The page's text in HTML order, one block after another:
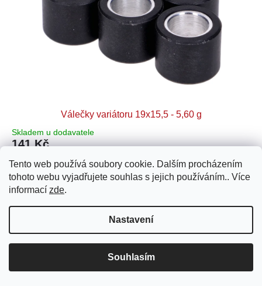
Tento web používá soubory cookie. Dalším procházením
tohoto webu vyjadřujete souhlas s jejich používáním.. Více
informací zde.
Nastavení
Souhlasím
Válečky variátoru 19x15,5 - 5,60 g
Skladem u dodavatele
141 Kč
Spolehlivá OEM náhrada válečků variátoru pro každodenní jízdu
poskytuje plynulý chod a stabilní výkon skútru v běžném
provozu